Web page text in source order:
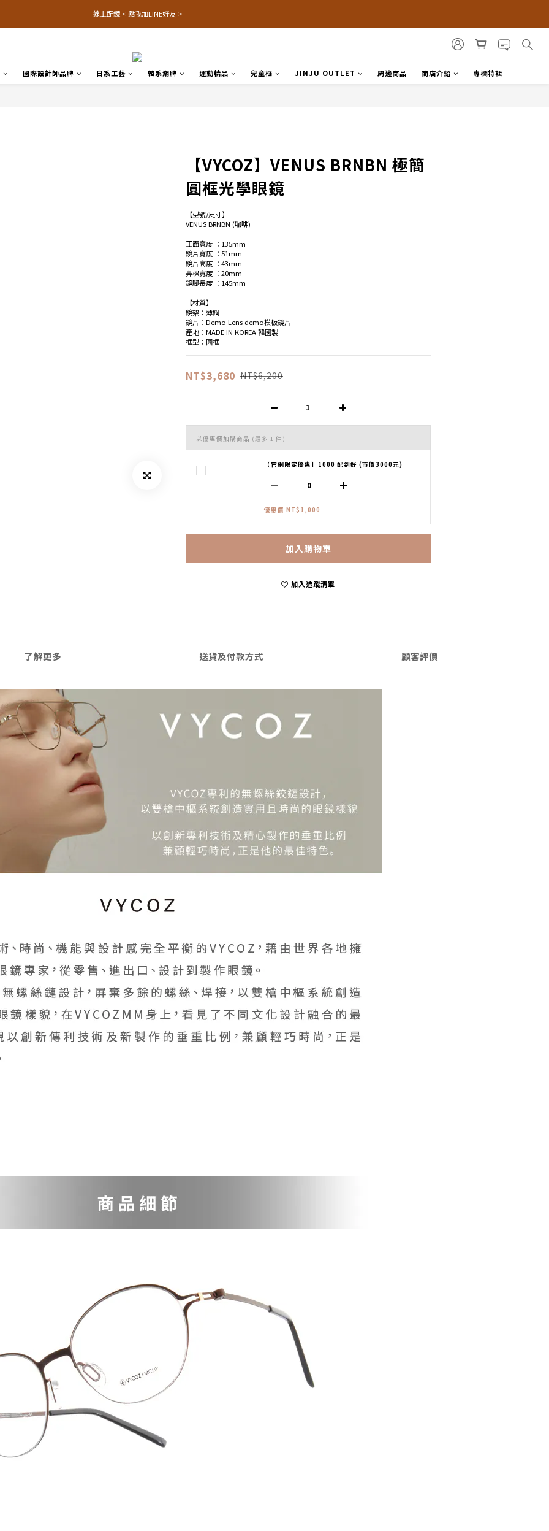
線上配鏡 < 點我加LINE好友 >
國際設計師品牌 日系工藝 韓系潮牌 運動精品 兒童框 JINJU OUTLET 周邊商品 商店介紹 專欄特輯
【VYCOZ】VENUS BRNBN 極簡
圓框光學眼鏡
【型號/尺寸】
VENUS BRNBN (咖啡)
正面寬度 ：135mm
鏡片寬度 ：51mm
鏡片高度 ：43mm
鼻樑寬度 ：20mm
鏡腳長度 ：145mm
【材質】
鏡架：薄鋼
鏡片：Demo Lens demo模板鏡片
產地：MADE IN KOREA 韓國製
框型：圓框
NT$3,680 NT$6,200
以優惠價加購商品 (最多 1 件)
【官網限定優惠】1000 配到好 (市價3000元)
優惠價 NT$1,000
加入購物車
加入追蹤清單
了解更多 送貨及付款方式 顧客評價